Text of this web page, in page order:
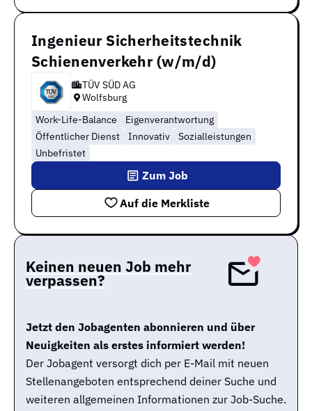
Ingenieur Sicherheitstechnik
Schienenverkehr (w/m/d)
TÜV SÜD AG
Wolfsburg
Work-Life-Balance
Eigenverantwortung
Öffentlicher Dienst
Innovativ
Sozialleistungen
Unbefristet
Auf die Merkliste
Zum Job
Keinen neuen Job mehr
verpassen?
Jetzt den Jobagenten abonnieren und über
Neuigkeiten als erstes informiert werden!
Der Jobagent versorgt dich per E-Mail mit neuen
Stellenangeboten entsprechend deiner Suche und
weiteren allgemeinen Informationen zur Job-Suche.